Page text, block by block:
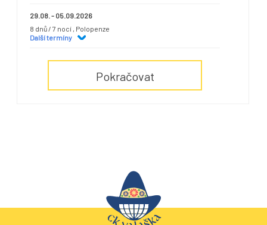
29.08. - 05.09.2026
8 dnů / 7 nocí , Polopenze
Další termíny
Pokračovat